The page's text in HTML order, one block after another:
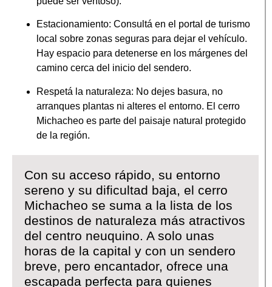
Estacionamiento: Consultá en el portal de turismo
local sobre zonas seguras para dejar el vehículo.
Hay espacio para detenerse en los márgenes del
camino cerca del inicio del sendero.
Respetá la naturaleza: No dejes basura, no
arranques plantas ni alteres el entorno. El cerro
Michacheo es parte del paisaje natural protegido
de la región.
Con su acceso rápido, su entorno
sereno y su dificultad baja, el cerro
Michacheo se suma a la lista de los
destinos de naturaleza más atractivos
del centro neuquino. A solo unas
horas de la capital y con un sendero
breve, pero encantador, ofrece una
escapada perfecta para quienes